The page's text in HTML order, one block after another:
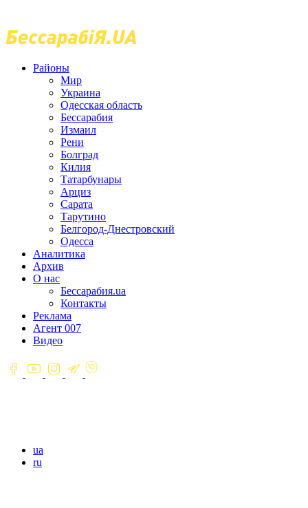
Районы
Мир
Украина
Одесская область
Бессарабия
Измаил
Рени
Болград
Килия
Татарбунары
Арциз
Сарата
Тарутино
Белгород-Днестровский
Одесса
Аналитика
Архив
О нас
Бессарабия.ua
Контакты
Реклама
Агент 007
Видео
ua
ru